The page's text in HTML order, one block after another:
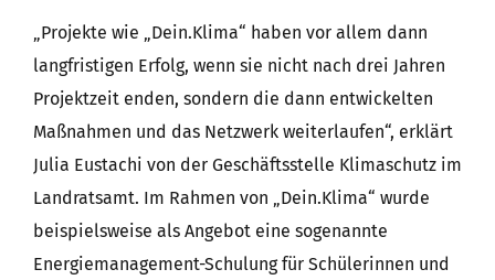
„Projekte wie „Dein.Klima“ haben vor allem dann
langfristigen Erfolg, wenn sie nicht nach drei Jahren
Projektzeit enden, sondern die dann entwickelten
Maßnahmen und das Netzwerk weiterlaufen“, erklärt
Julia Eustachi von der Geschäftsstelle Klimaschutz im
Landratsamt. Im Rahmen von „Dein.Klima“ wurde
beispielsweise als Angebot eine sogenannte
Energiemanagement-Schulung für Schülerinnen und